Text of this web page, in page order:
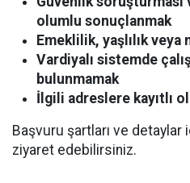
olumlu sonuçlanmak
Emeklilik, yaşlılık veya
Vardiyalı sistemde
bulunmamak
İlgili adreslere kayıtlı
Başvuru şartları ve
ziyaret edebilirsiniz.